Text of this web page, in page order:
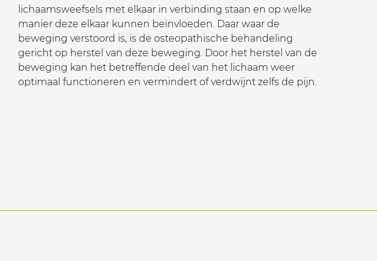
lichaamsweefsels met elkaar in verbinding staan en op welke
manier deze elkaar kunnen beïnvloeden. Daar waar de
beweging verstoord is, is de osteopathische behandeling
gericht op herstel van deze beweging. Door het herstel van de
beweging kan het betreffende deel van het lichaam weer
optimaal functioneren en vermindert of verdwijnt zelfs de pijn.